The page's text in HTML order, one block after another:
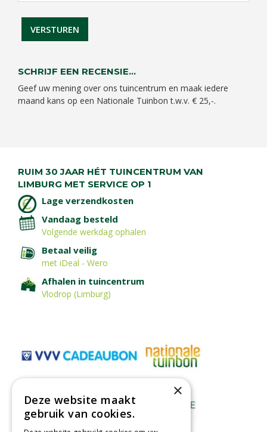
SCHRIJF EEN RECENSIE...
Geef uw mening over ons tuincentrum en maak iedere
maand kans op een Nationale Tuinbon t.w.v. € 25,-.
RUIM 30 JAAR HÉT TUINCENTRUM VAN
LIMBURG MET SERVICE OP 1
Lage verzendkosten
Vandaag besteld
Volgende werkdag ophalen
Betaal veilig
met iDeal - Wero
Afhalen in tuincentrum
Vlodrop (Limburg)
×
Deze website maakt
gebruik van cookies.